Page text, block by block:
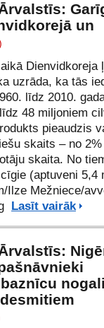
un
Dienvidkoreja
uzrāda, ka tās
līdz 2010.
48 miljoniem
pieaudzis
skaits – no
skaita. No
(aptuveni 5,4
Ilze Mežniece/
Lasīt vairāk